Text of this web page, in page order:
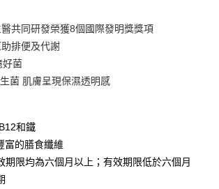
付」】
收到商品之後才付款」的支付方式。 讓您購物簡單
員、不需綁卡、不需儲值。
碼，簡訊認證，即可結帳。
共同研發榮獲8個國際發明獎獎項
排便及代謝
好菌
菌 肌膚呈現保濕透明感
和鐵
富的膳食纖維
期限均為六個月以上；有效期限低於六個月